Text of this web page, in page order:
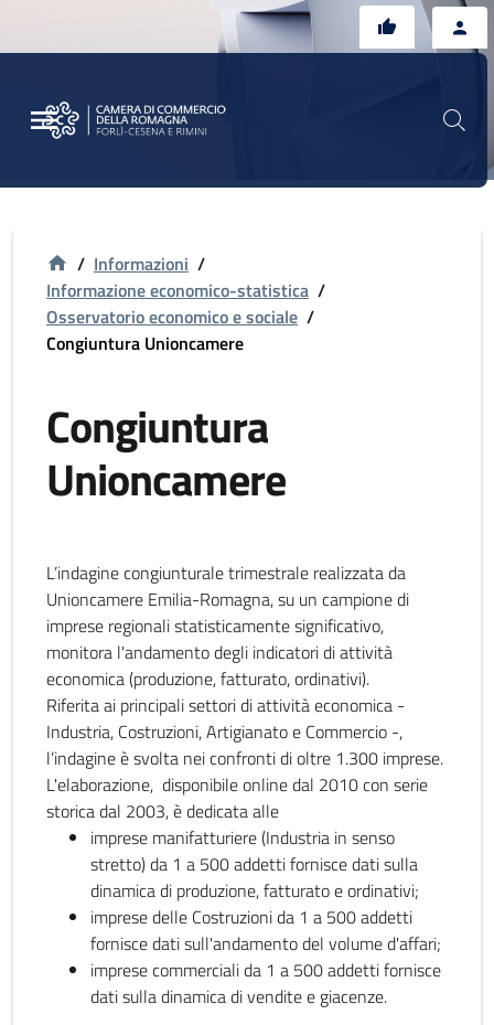
/ Informazioni /
Informazione economico-statistica /
Osservatorio economico e sociale /
Congiuntura Unioncamere
Congiuntura
Unioncamere
L’indagine congiunturale trimestrale realizzata da
Unioncamere Emilia-Romagna, su un campione di
imprese regionali statisticamente significativo,
monitora l'andamento degli indicatori di attività
economica (produzione, fatturato, ordinativi).
Riferita ai principali settori di attività economica -
Industria, Costruzioni, Artigianato e Commercio -,
l’indagine è svolta nei confronti di oltre 1.300 imprese.
L'elaborazione, disponibile online dal 2010 con serie
storica dal 2003, è dedicata alle
imprese manifatturiere (Industria in senso
stretto) da 1 a 500 addetti fornisce dati sulla
dinamica di produzione, fatturato e ordinativi;
imprese delle Costruzioni da 1 a 500 addetti
fornisce dati sull'andamento del volume d'affari;
imprese commerciali da 1 a 500 addetti fornisce
dati sulla dinamica di vendite e giacenze.